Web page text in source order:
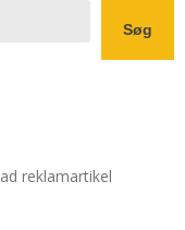
Søg
reklamartikel